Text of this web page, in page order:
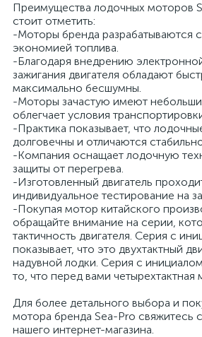
Преимущества лодочных моторов
стоит отметить:
-Моторы бренда разрабатываются
экономией топлива.
-Благодаря внедрению
зажигания двигателя обладают
максимально бесшумны.
-Моторы зачастую имеют
облегчает условия
-Практика показывает, что
долговечны и отличаются
-Компания оснащает лодочную
защиты от перегрева.
-Изготовленный двигатель
индивидуальное тестирование на
-Покупая мотор китайского
обращайте внимание на серии,
тактичность двигателя. Серия с
показывает, что это двухтактный
надувной лодки. Серия с инициалом
то, что перед вами четырехтактная
Для более детального выбора и
мотора бренда Sea-Pro свяжитесь
нашего интернет-магазина.